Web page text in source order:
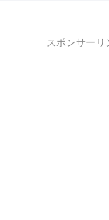
スポンサーリ